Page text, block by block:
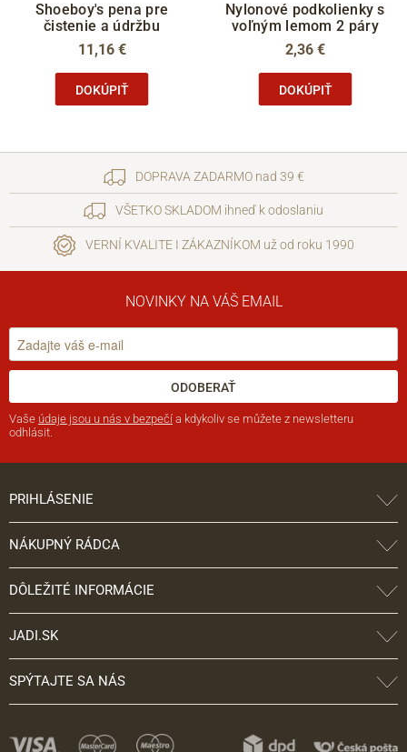
Shoeboy's pena pre
čistenie a údržbu
11,16 €
DOKÚPIŤ
Nylonové podkolienky s
voľným lemom 2 páry
2,36 €
DOKÚPIŤ
DOPRAVA ZADARMO nad 39 €
VŠETKO SKLADOM ihneď k odoslaniu
VERNÍ KVALITE I ZÁKAZNÍKOM už od roku 1990
NOVINKY NA VÁŠ EMAIL
ODOBERAŤ
Vaše údaje jsou u nás v bezpečí a kdykoliv se můžete z newsletteru
odhlásit.
PRIHLÁSENIE
NÁKUPNÝ RÁDCA
DÔLEŽITÉ INFORMÁCIE
JADI.SK
SPÝTAJTE SA NÁS